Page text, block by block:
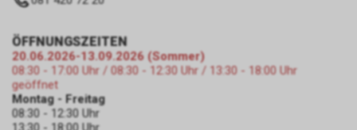
ÖFFNUNGSZEITEN
20.06.2026-13.09.2026 (Sommer)
08:30 - 17:00 Uhr / 08:30 - 12:30 Uhr / 13:30 - 18:00 Uhr
geöffnet
Montag - Freitag
08:30 - 12:30 Uhr